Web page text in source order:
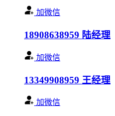
加微信
18908638959 陆经理
加微信
13349908959 王经理
加微信